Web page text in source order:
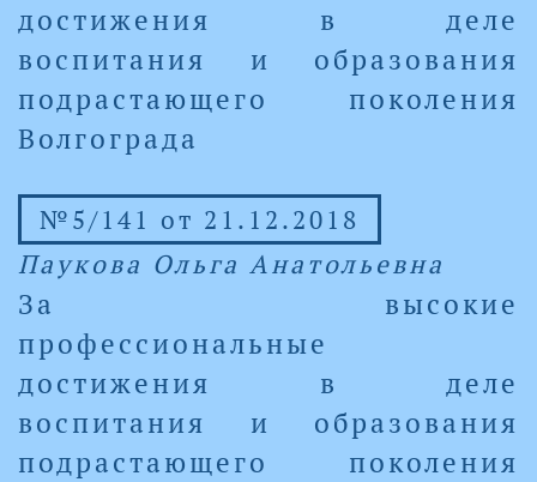
достижения в деле
воспитания и образования
подрастающего поколения
Волгограда
№5/141 от 21.12.2018
Паукова Ольга Анатольевна
За высокие
профессиональные
достижения в деле
воспитания и образования
подрастающего поколения